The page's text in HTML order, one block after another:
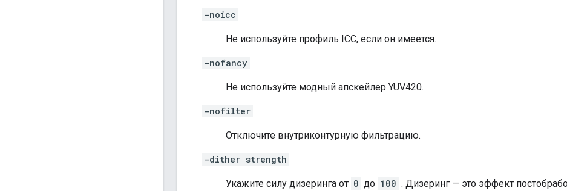
-noicc
Не используйте профиль ICC, если он имеется.
-nofancy
Не используйте модный апскейлер YUV420.
-nofilter
Отключите внутриконтурную фильтрацию.
-dither strength
Укажите силу дизеринга от 0 до 100 . Дизеринг — это эффект